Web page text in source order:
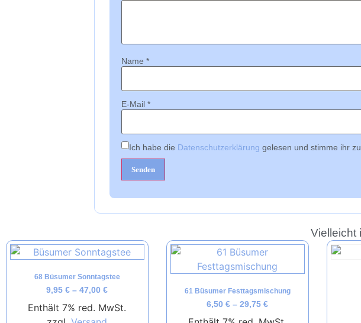
Name *
E-Mail *
Ich habe die Datenschutzerklärung gelesen und stimme ihr zu.
Vielleicht
68 Büsumer Sonntagstee
9,95€ –47,00€
Enthält 7% red. MwSt.
61 Büsumer Festtagsmischung
6,50€ –29,75€